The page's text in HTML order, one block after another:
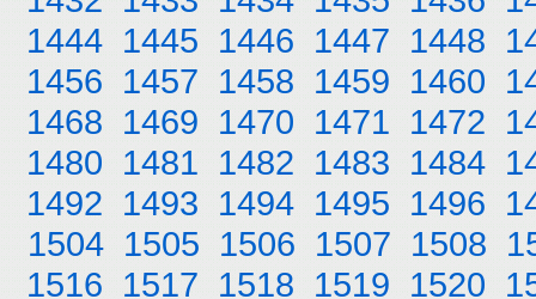
1444 1445 1446 1447 1448
1456 1457 1458 1459 1460
1468 1469 1470 1471 1472
1480 1481 1482 1483 1484
1492 1493 1494 1495 1496
1504 1505 1506 1507 1508
1516 1517 1518 1519 1520